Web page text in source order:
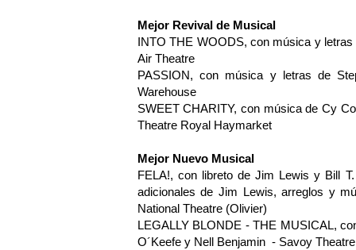
Mejor Revival de Musical
INTO THE WOODS, con música y
Air Theatre
PASSION, con música y letras de
Warehouse
SWEET CHARITY, con música de Cy
Theatre Royal Haymarket
Mejor Nuevo Musical
FELA!, con libreto de Jim Lewis y Bill
adicionales de Jim Lewis, arreglos y
National Theatre (Olivier)
LEGALLY BLONDE - THE MUSICAL,
O´Keefe y Nell Benjamin - Savoy Theatre